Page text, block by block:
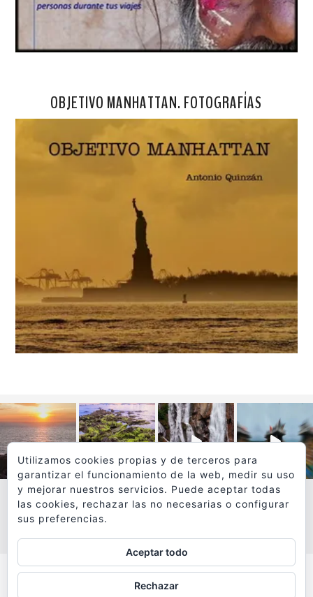
OBJETIVO MANHATTAN. FOTOGRAFÍAS
VER MÁS
Todos los textos y fotografías de
Utilizamos cookies propias y de terceros para
garantizar el funcionamiento de la web, medir su uso
y mejorar nuestros servicios. Puede aceptar todas
las cookies, rechazar las no necesarias o configurar
sus preferencias.
Aceptar todo
Rechazar